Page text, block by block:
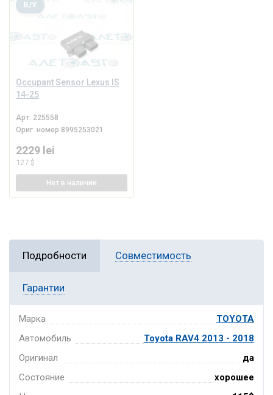
Occupant Sensor Lexus IS
14-25
Б/У
Арт. 225558
Ориг. номер 8995253021
2229 lei
127 $
Нет в наличии
Подробности Совместимость
Гарантии
Марка
TOYOTA
Автомобиль
Toyota RAV4 2013 - 2018
Оригинал
да
Состояние
хорошее